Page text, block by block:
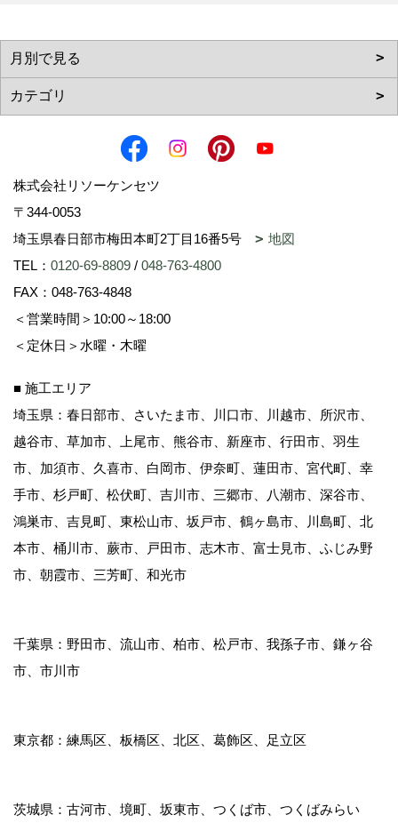
株式会社リソーケンセツ
〒344-0053
埼玉県春日部市梅田本町2丁目16番5号
地図
TEL： 0120-69-8809 / 048-763-4800
FAX：048-763-4848
＜営業時間＞10:00～18:00
＜定休日＞水曜・木曜
■ 施工エリア
埼玉県：春日部市、さいたま市、川口市、川越市、所沢市、
越谷市、草加市、上尾市、熊谷市、新座市、行田市、羽生
市、加須市、久喜市、白岡市、伊奈町、蓮田市、宮代町、幸
手市、杉戸町、松伏町、吉川市、三郷市、八潮市、深谷市、
鴻巣市、吉見町、東松山市、坂戸市、鶴ヶ島市、川島町、北
本市、桶川市、蕨市、戸田市、志木市、富士見市、ふじみ野
市、朝霞市、三芳町、和光市
千葉県：野田市、流山市、柏市、松戸市、我孫子市、鎌ヶ谷
市、市川市
東京都：練馬区、板橋区、北区、葛飾区、足立区
茨城県：古河市、境町、坂東市、つくば市、つくばみらい